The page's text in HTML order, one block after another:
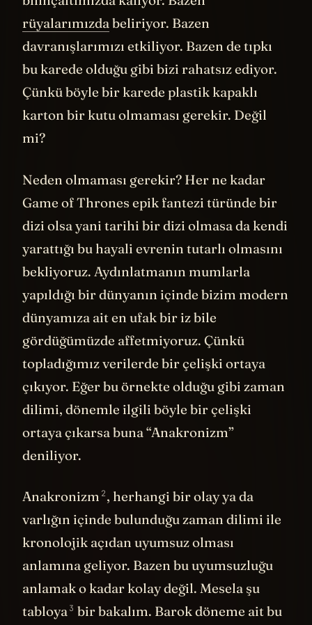
rüyalarımızdabeliriyor. Bazen
davranışlarımızı etkiliyor. Bazen de tıpkı
bu karede olduğu gibi bizi rahatsız ediyor.
Çünkü böyle bir karede plastik kapaklı
karton bir kutu olmaması gerekir. Değil
mi?
Neden olmaması gerekir? Her ne kadar
Game of Thrones epik fantezi türünde bir
dizi olsa yani tarihi bir dizi olmasa da kendi
yarattığı bu hayali evrenin tutarlı olmasını
bekliyoruz. Aydınlatmanın mumlarla
yapıldığı bir dünyanın içinde bizim modern
dünyamıza ait en ufak bir iz bile
gördüğümüzde affetmiyoruz. Çünkü
topladığımız verilerde bir çelişki ortaya
çıkıyor. Eğer bu örnekte olduğu gibi zaman
dilimi, dönemle ilgili böyle bir çelişki
ortaya çıkarsa buna “Anakronizm”
deniliyor.
Anakronizm 2, herhangi bir olay ya da
varlığın içinde bulunduğu zaman dilimi ile
kronolojik açıdan uyumsuz olması
anlamına geliyor. Bazen bu uyumsuzluğu
anlamak o kadar kolay değil. Mesela şu
tabloya3 bir bakalım. Barok döneme ait bu